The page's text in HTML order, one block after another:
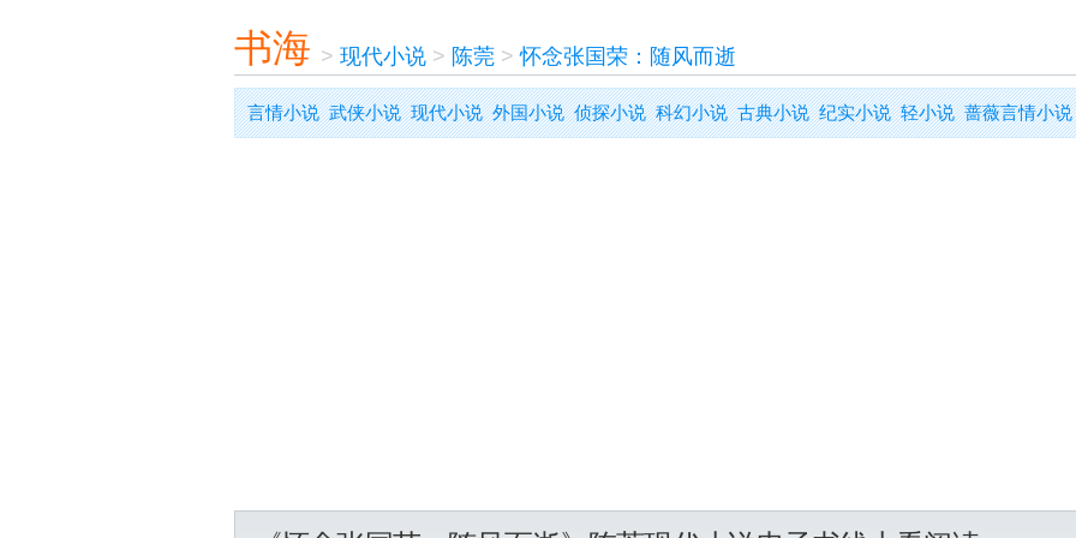
书海 > 现代小说> 陈莞>怀念张国荣：随风而逝
言情小说 武侠小说 现代小说 外国小说 侦探小说 科幻小说 古典小说 纪实小说 轻小说 蔷薇言情小说